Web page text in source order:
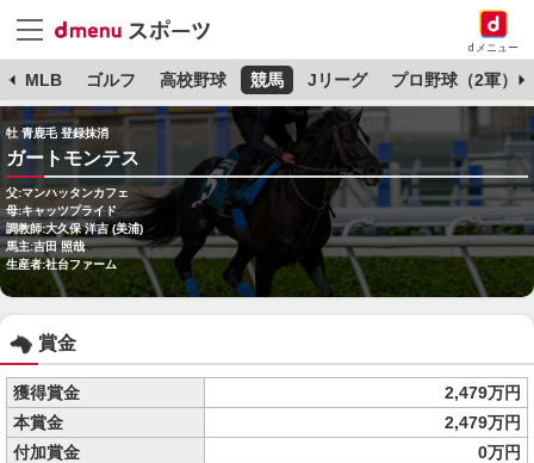
dメニュー
MLB ゴルフ 高校野球 競馬 Jリーグ プロ野球（2軍）
牡 青鹿毛 登録抹消
ガートモンテス
父:マンハッタンカフェ
母:キャッツプライド
調教師:大久保 洋吉 (美浦)
馬主:吉田 照哉
生産者:社台ファーム
賞金
獲得賞金
2,479万円
本賞金
2,479万円
付加賞金
0万円